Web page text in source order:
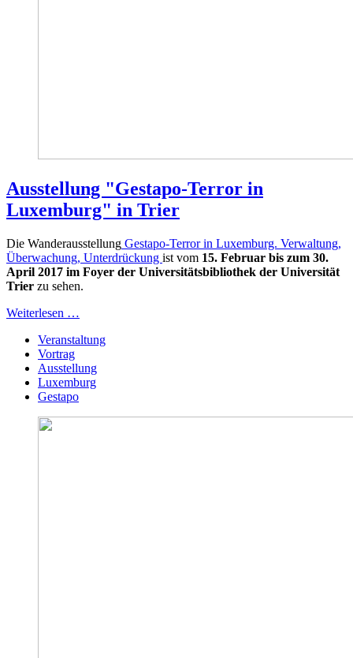
Ausstellung "Gestapo-Terror in
Luxemburg" in Trier
Die Wanderausstellung Gestapo-Terror in Luxemburg. Verwaltung,
Überwachung, Unterdrückung ist vom 15. Februar bis zum 30.
April 2017 im Foyer der Universitätsbibliothek der Universität
Trier zu sehen.
Weiterlesen …
Veranstaltung
Vortrag
Ausstellung
Luxemburg
Gestapo